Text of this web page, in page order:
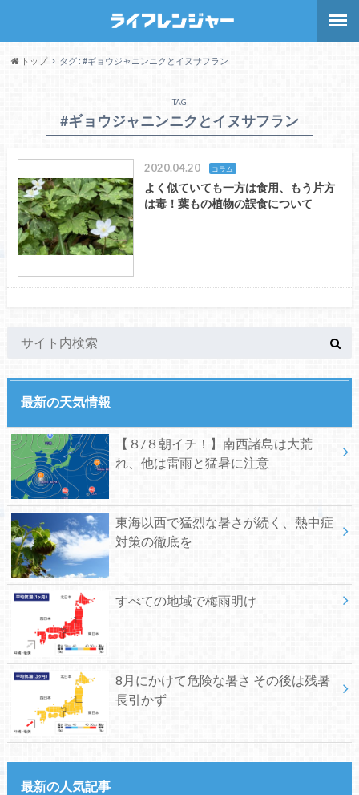
トップ タグ : #ギョウジャニンニクとイヌサフラン
TAG
#ギョウジャニンニクとイヌサフラン
2020.04.20 コラム
よく似ていても一方は食用、もう片方
は毒！葉もの植物の誤食について
最新の天気情報
【８/８朝イチ！】南西諸島は大荒
れ、他は雷雨と猛暑に注意
東海以西で猛烈な暑さが続く、熱中症
対策の徹底を
すべての地域で梅雨明け
8月にかけて危険な暑さ その後は残暑
長引かず
最新の人気記事